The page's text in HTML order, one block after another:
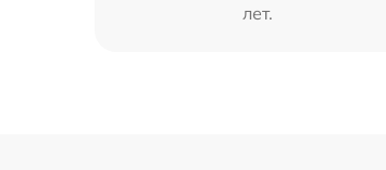
лет.